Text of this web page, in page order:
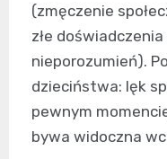
(zmęczenie
złe
nieporozumień).
dzieciństwa: lęk
pewnym
bywa widoczna